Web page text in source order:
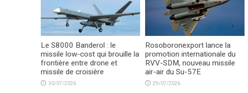
Le S8000 Banderol : le
missile low-cost qui brouille la
frontière entre drone et
missile de croisière
30/07/2026
Rosoboronexport lance la
promotion internationale du
RVV-SDM, nouveau missile
air-air du Su-57E
29/07/2026